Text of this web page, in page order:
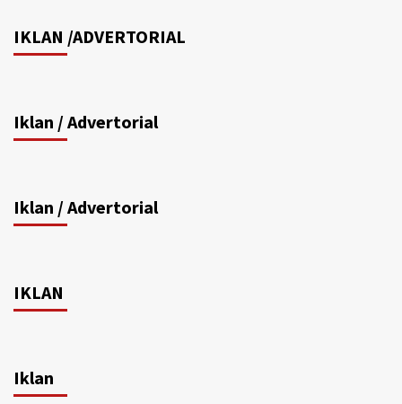
IKLAN /ADVERTORIAL
Iklan / Advertorial
Iklan / Advertorial
IKLAN
Iklan